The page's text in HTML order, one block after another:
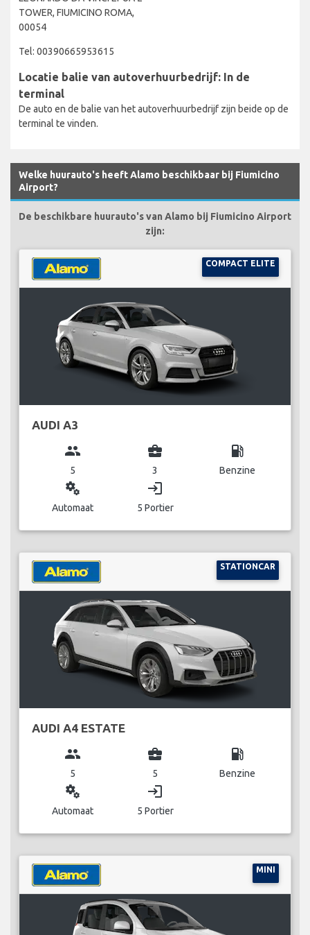
TOWER, FIUMICINO ROMA,
00054
Tel: 00390665953615
Locatie balie van autoverhuurbedrijf: In de
terminal
De auto en de balie van het autoverhuurbedrijf zijn beide op de
terminal te vinden.
Welke huurauto's heeft Alamo beschikbaar bij Fiumicino
Airport?
De beschikbare huurauto's van Alamo bij Fiumicino Airport
zijn:
COMPACT ELITE
AUDI A3
group
5
business_center
3
local_gas_station
Benzine
miscellaneous_services
Automaat
login
5 Portier
STATIONCAR
AUDI A4 ESTATE
group
5
business_center
5
local_gas_station
Benzine
miscellaneous_services
Automaat
login
5 Portier
MINI